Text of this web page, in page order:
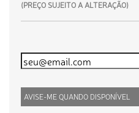
(PREÇO SUJEITO A ALTERAÇÃO)
AVISE-ME QUANDO DISPONÍVEL